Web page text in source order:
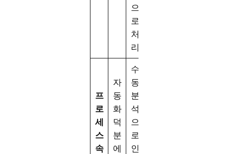
으
로
처
리
프
로
세
스
속
자
동
화
덕
분
에
수
동
분
석
으
로
인